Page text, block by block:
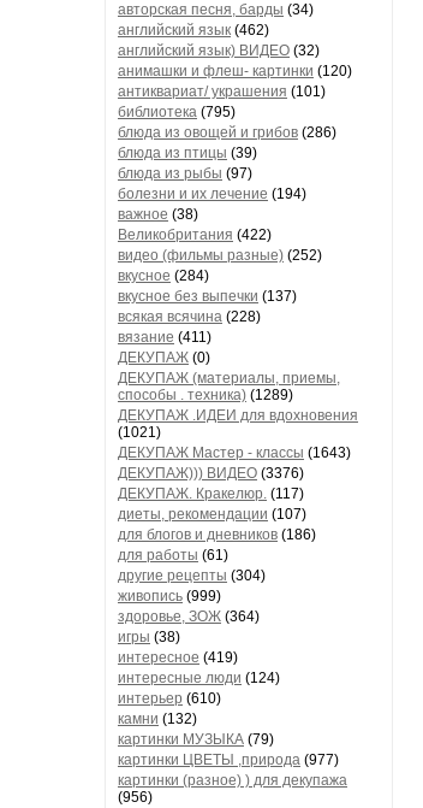
авторская песня, барды (34)
английский язык (462)
английский язык) ВИДЕО (32)
анимашки и флеш- картинки (120)
антиквариат/ украшения (101)
библиотека (795)
блюда из овощей и грибов (286)
блюда из птицы (39)
блюда из рыбы (97)
болезни и их лечение (194)
важное (38)
Великобритания (422)
видео (фильмы разные) (252)
вкусное (284)
вкусное без выпечки (137)
всякая всячина (228)
вязание (411)
ДЕКУПАЖ (0)
ДЕКУПАЖ (материалы, приемы,
способы . техника) (1289)
ДЕКУПАЖ .ИДЕИ для вдохновения
(1021)
ДЕКУПАЖ Мастер - классы (1643)
ДЕКУПАЖ))) ВИДЕО (3376)
ДЕКУПАЖ. Кракелюр. (117)
диеты, рекомендации (107)
для блогов и дневников (186)
для работы (61)
другие рецепты (304)
живопись (999)
здоровье, ЗОЖ (364)
игры (38)
интересное (419)
интересные люди (124)
интерьер (610)
камни (132)
картинки МУЗЫКА (79)
картинки ЦВЕТЫ ,природа (977)
картинки (разное) ) для декупажа
(956)